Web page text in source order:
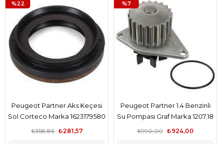
Peugeot Partner Aks Keçesi
Sol Corteco Marka 1623179580
₺281,57
₺358,86
%22
Peugeot Partner 1.4 Benzinli
Su Pompası Graf Marka 1207.18
₺924,00
₺990,00
%7